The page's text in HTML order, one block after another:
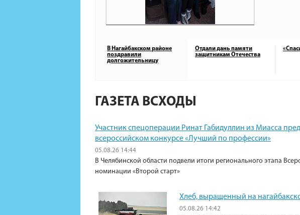
В Нагайбакском районе
поздравили
долгожительницу
Отдали дань памяти
защитникам Отечества
ГАЗЕТА ВСХОДЫ
Участник спецоперации Ринат Габидуллин из Миасса
всероссийском конкурсе «Лучший по профессии»
05.08.26 14:44
В Челябинской области подвели итоги регионального этапа
номинации «Второй старт»
Хлеб, выращенный на
05.08.26 14:42